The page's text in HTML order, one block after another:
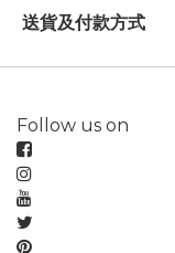
送貨及付款方式
Follow us on